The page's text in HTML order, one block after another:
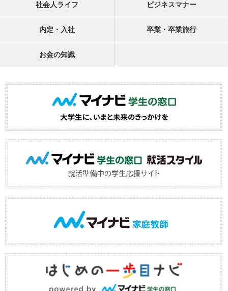
社会人ライフ ビジネスマナー
内定・入社 卒業・卒業旅行
お金の知識